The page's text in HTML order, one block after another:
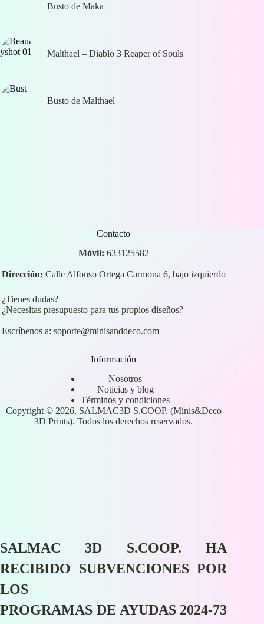
Busto de Maka
Malthael – Diablo 3 Reaper of Souls
Busto de Malthael
Contacto
Móvil: 633125582
Dirección: Calle Alfonso Ortega Carmona 6, bajo izquierdo
¿Tienes dudas?
¿Necesitas presupuesto para tus propios diseños?
Escríbenos a: soporte@minisanddeco.com
Información
Nosotros
Noticias y blog
Términos y condiciones
Copyright © 2026, SALMAC3D S.COOP. (Minis&Deco
3D Prints). Todos los derechos reservados.
SALMAC 3D S.COOP. HA
RECIBIDO SUBVENCIONES POR
LOS
PROGRAMAS DE AYUDAS 2024-73